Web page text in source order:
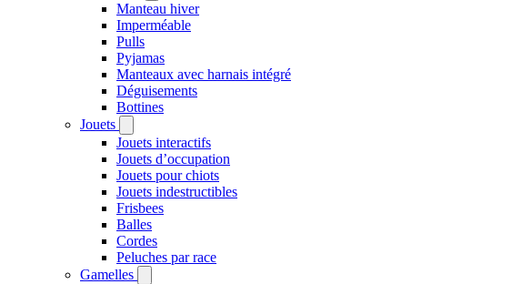
Manteau hiver
Imperméable
Pulls
Pyjamas
Manteaux avec harnais intégré
Déguisements
Bottines
Jouets
Jouets interactifs
Jouets d’occupation
Jouets pour chiots
Jouets indestructibles
Frisbees
Balles
Cordes
Peluches par race
Gamelles